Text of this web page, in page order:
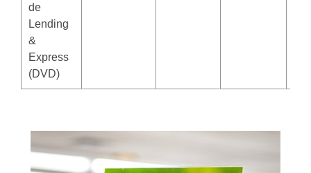
de
Lending
&
Express
(DVD)